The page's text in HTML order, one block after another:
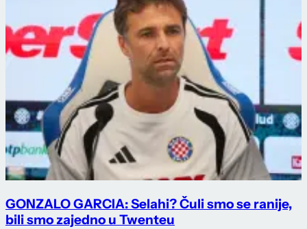
GONZALO GARCIA: Selahi? Čuli smo se ranije,
bili smo zajedno u Twenteu